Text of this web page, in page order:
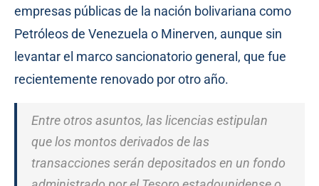
empresas públicas de la nación bolivariana como
Petróleos de Venezuela o Minerven, aunque sin
levantar el marco sancionatorio general, que fue
recientemente renovado por otro año.
Entre otros asuntos, las licencias estipulan
que los montos derivados de las
transacciones serán depositados en un fondo